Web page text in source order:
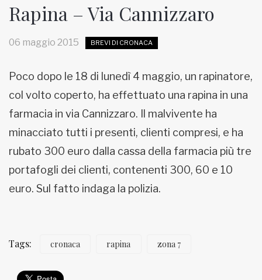
MUNICIPI
Inviateci le vostre segnalazioni
www.viveremilano.info
Imbonati, 89 20159 Milano (Italia)
Rapina – Via Cannizzaro
06 maggio 2015 BREVI DI CRONACA
Poco dopo le 18 di lunedì 4 maggio, un rapinatore,
col volto coperto, ha effettuato una rapina in una
farmacia in via Cannizzaro. Il malvivente ha
minacciato tutti i presenti, clienti compresi, e ha
rubato 300 euro dalla cassa della farmacia più tre
portafogli dei clienti, contenenti 300, 60 e 10
euro. Sul fatto indaga la polizia.
Tags: cronaca rapina zona 7